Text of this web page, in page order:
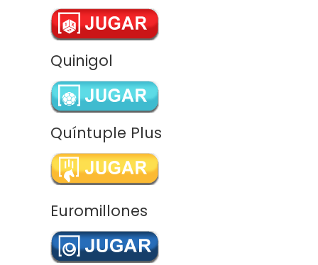
Quinigol
Quíntuple Plus
Euromillones